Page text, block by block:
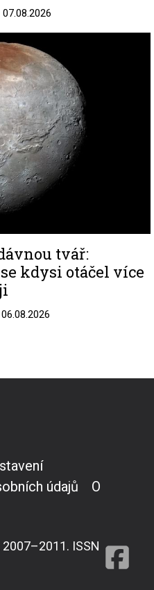
07.08.2026
tvář:
kdysi otáčel více
06.08.2026
údajů
O
ISSN